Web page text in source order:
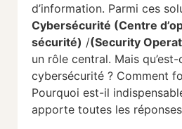
d’information. Parmi ces
Cybersécurité (Centre
sécurité) /(Security
un rôle central. Mais qu’est-
cybersécurité ? Comment
Pourquoi est-il
apporte toutes les